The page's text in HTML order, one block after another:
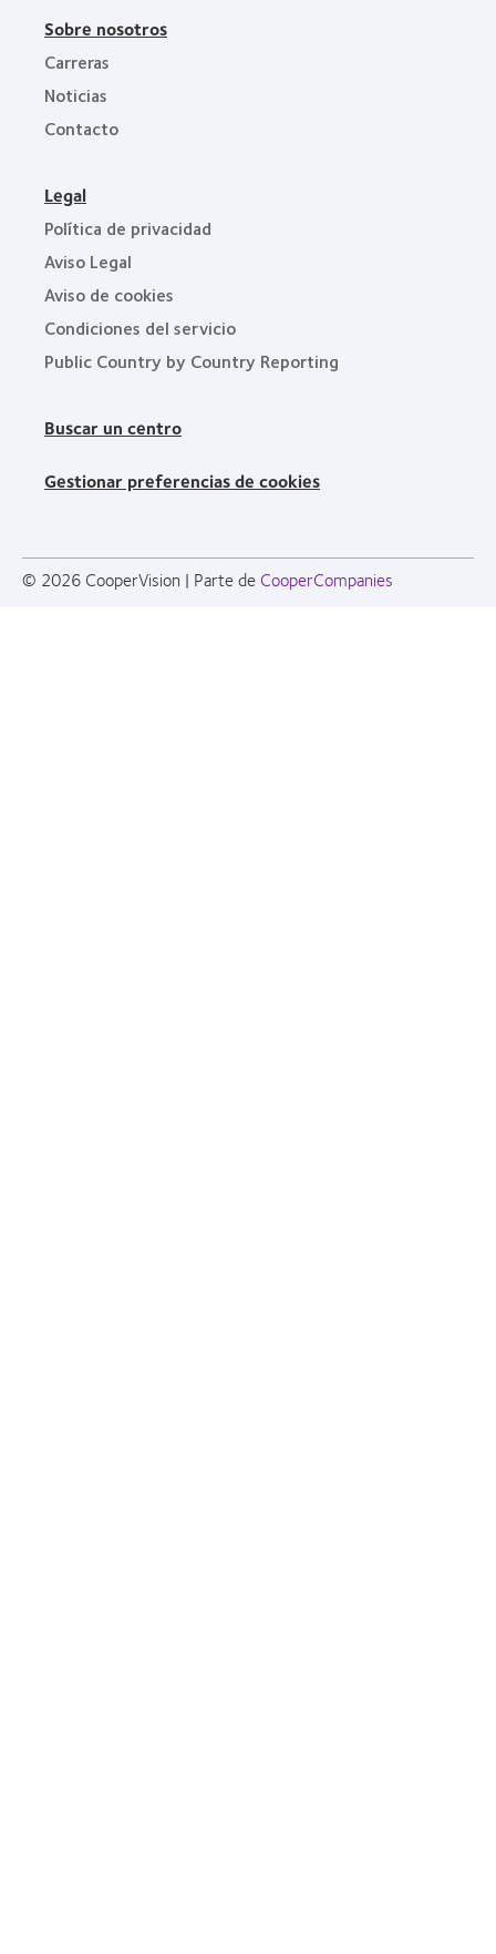
Sobre nosotros
Carreras
Noticias
Contacto
Legal
Política de privacidad
Aviso Legal
Aviso de cookies
Condiciones del servicio
Public Country by Country Reporting
Buscar un centro
Gestionar preferencias de cookies
© 2026 CooperVision | Parte de CooperCompanies